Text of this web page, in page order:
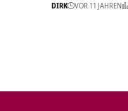
DIRK VOR 11 JAHREN